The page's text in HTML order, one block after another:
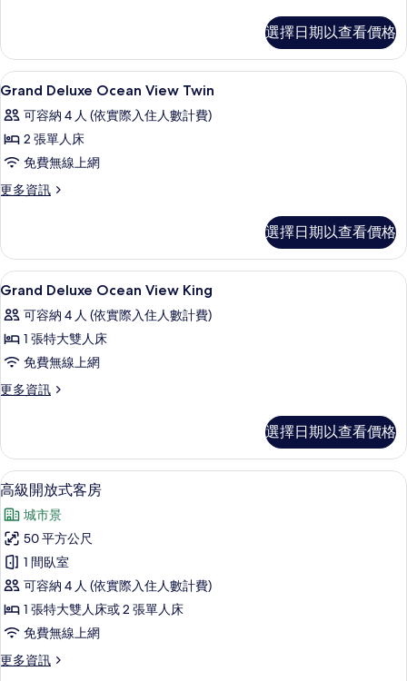
所
有
片
Mountain
View
King
詳
情
選擇日期以查看價格
顯
示
Grand
Deluxe
Ocean
View
所
有
片
客房內保險箱、書桌、隔音、免費搖
8
Grand Deluxe Ocean View Twin
可容納 4 人 (依實際入住人數計費)
2 張單人床
免費無線上網
更多資訊
更
Ocean
View
Twin
詳
情
選擇日期以查看價格
顯
示
Grand
Deluxe
Ocean
View
所
有
相
片
客房內保險箱、書桌、隔音、免費搖
6
Grand Deluxe Ocean View King
可容納 4 人 (依實際入住人數計費)
1 張特大雙人床
免費無線上網
更多資訊
更
Ocean
View
King
詳
情
選擇日期以查看價格
顯
示
高
級
開
放
式
客
房
客房內保險箱、書桌、隔音、免費搖
8
高級開放式客房
城市景
50 平方公尺
1 間臥室
可容納 4 人 (依實際入住人數計費)
1 張特大雙人床或 2 張單人床
免費無線上網
更多資訊
更